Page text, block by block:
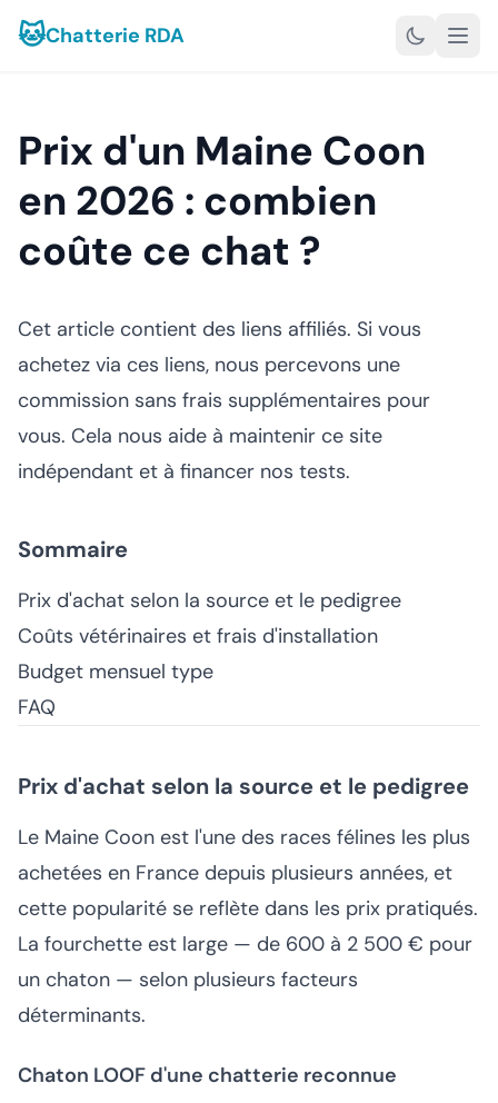
🐱Chatterie RDA
Prix d'un Maine Coon
en 2026 : combien
coûte ce chat ?
Cet article contient des liens affiliés. Si vous
achetez via ces liens, nous percevons une
commission sans frais supplémentaires pour
vous. Cela nous aide à maintenir ce site
indépendant et à financer nos tests.
Sommaire
Prix d'achat selon la source et le pedigree
Coûts vétérinaires et frais d'installation
Budget mensuel type
FAQ
Prix d'achat selon la source et le pedigree
Le Maine Coon est l'une des races félines les plus
achetées en France depuis plusieurs années, et
cette popularité se reflète dans les prix pratiqués.
La fourchette est large — de 600 à 2 500 € pour
un chaton — selon plusieurs facteurs
déterminants.
Chaton LOOF d'une chatterie reconnue